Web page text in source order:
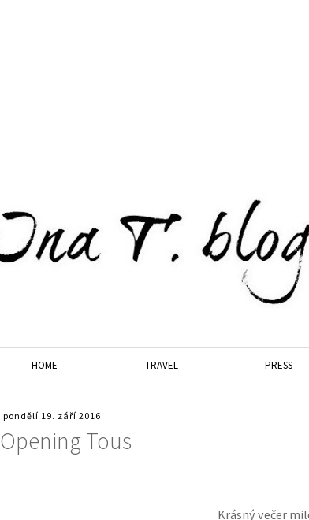
HOME TRAVEL PRESS
pondělí 19. září 2016
Opening Tous
Krásný večer